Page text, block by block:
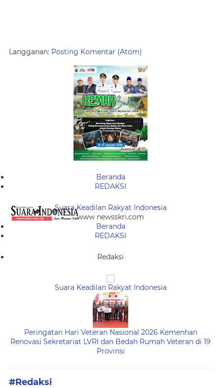
Langganan: Posting Komentar (Atom)
Beranda
REDAKSI
Suara Keadilan Rakyat Indonesia
www newsskri.com
Beranda
REDAKSI
Redaksi
Suara Keadilan Rakyat Indonesia
Peringatan Hari Veteran Nasional 2026 Kemenhan
Renovasi Sekretariat LVRI dan Bedah Rumah Veteran di 19
Provinsi
#Redaksi